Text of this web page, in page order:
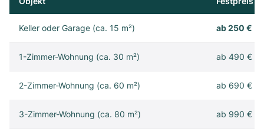
Keller oder Garage (ca. 15 m²) ab 250 €
1-Zimmer-Wohnung (ca. 30 m²) ab 490 €
2-Zimmer-Wohnung (ca. 60 m²) ab 690 €
3-Zimmer-Wohnung (ca. 80 m²) ab 990 €